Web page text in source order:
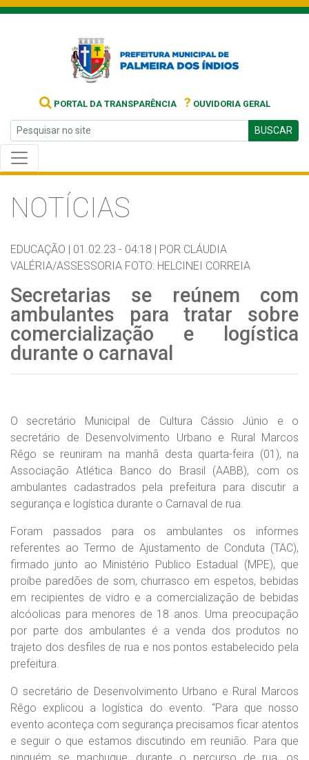
PORTAL DA TRANSPARÊNCIA ? OUVIDORIA GERAL
BUSCAR
NOTÍCIAS
EDUCAÇÃO | 01.02.23 - 04:18 | POR CLÁUDIA
VALÉRIA/ASSESSORIA FOTO: HELCINEI CORREIA
Secretarias se reúnem com
ambulantes para tratar sobre
comercialização e logística
durante o carnaval
O secretário Municipal de Cultura Cássio Júnio e o
secretário de Desenvolvimento Urbano e Rural Marcos
Rêgo se reuniram na manhã desta quarta-feira (01), na
Associação Atlética Banco do Brasil (AABB), com os
ambulantes cadastrados pela prefeitura para discutir a
segurança e logística durante o Carnaval de rua.
Foram passados para os ambulantes os informes
referentes ao Termo de Ajustamento de Conduta (TAC),
firmado junto ao Ministério Publico Estadual (MPE), que
proíbe paredões de som, churrasco em espetos, bebidas
em recipientes de vidro e a comercialização de bebidas
alcóolicas para menores de 18 anos. Uma preocupação
por parte dos ambulantes é a venda dos produtos no
trajeto dos desfiles de rua e nos pontos estabelecido pela
prefeitura.
O secretário de Desenvolvimento Urbano e Rural Marcos
Rêgo explicou a logística do evento. “Para que nosso
evento aconteça com segurança precisamos ficar atentos
e seguir o que estamos discutindo em reunião. Para que